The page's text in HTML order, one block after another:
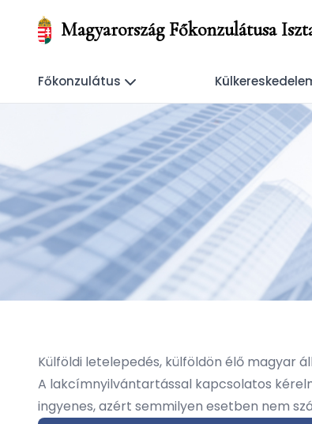
Magyarország Főkonzulátusa
Főkonzulátus
Külföldi letelepedés, külföldön élő
A lakcímnyilvántartással kapcsolatos
ingyenes, azért semmilyen esetben nem